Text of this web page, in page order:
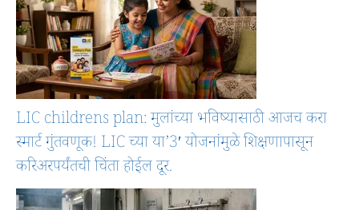
LIC childrens plan: मुलांच्या भविष्यासाठी आजच करा
स्मार्ट गुंतवणूक! LIC च्या या’3′ योजनांमुळे शिक्षणापासून
करिअरपर्यंतची चिंता होईल दूर.